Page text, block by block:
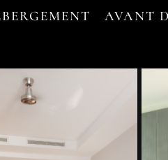
AVANT